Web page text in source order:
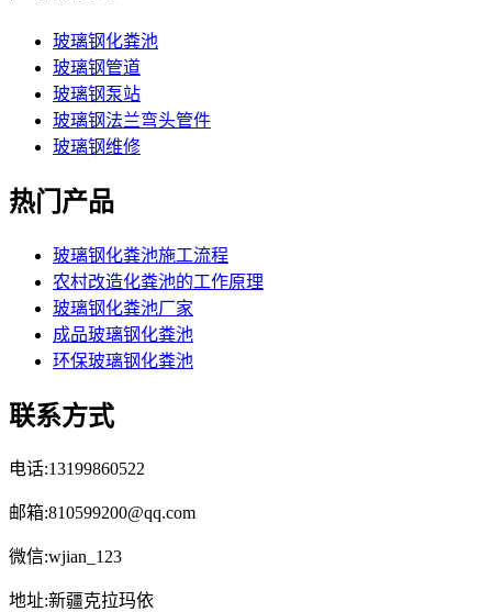
玻璃钢化粪池
玻璃钢管道
玻璃钢泵站
玻璃钢法兰弯头管件
玻璃钢维修
热门产品
玻璃钢化粪池施工流程
农村改造化粪池的工作原理
玻璃钢化粪池厂家
成品玻璃钢化粪池
环保玻璃钢化粪池
联系方式
电话:13199860522
邮箱:810599200@qq.com
微信:wjian_123
地址:新疆克拉玛依